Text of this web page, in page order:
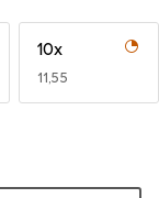
10x
EUR
11,55